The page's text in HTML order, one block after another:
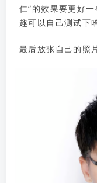
仁”的效果要更好
趣可以自己测试下
最后放张自己的照